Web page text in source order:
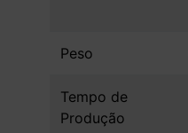
Peso
Tempo de
Produção